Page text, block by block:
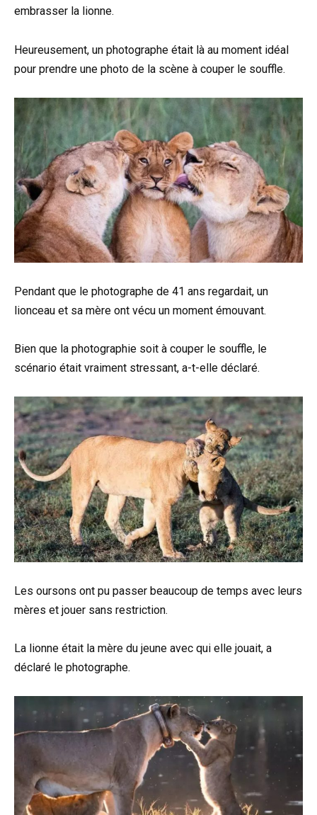
embrasser la lionne.
Heureusement, un photographe était là au moment idéal
pour prendre une photo de la scène à couper le souffle.
Pendant que le photographe de 41 ans regardait, un
lionceau et sa mère ont vécu un moment émouvant.
Bien que la photographie soit à couper le souffle, le
scénario était vraiment stressant, a-t-elle déclaré.
Les oursons ont pu passer beaucoup de temps avec leurs
mères et jouer sans restriction.
La lionne était la mère du jeune avec qui elle jouait, a
déclaré le photographe.